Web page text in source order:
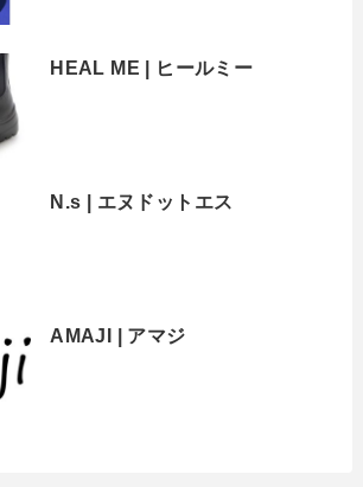
HEAL ME | ヒールミー
N.s | エヌドットエス
AMAJI | アマジ